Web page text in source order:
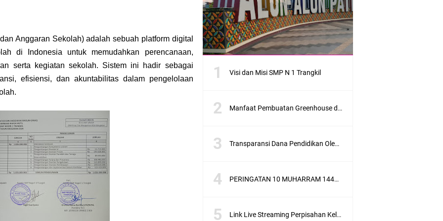
SMP N 1 Trangkil Pati
Kesuma Margoyoso
Konco" Guna Menangani Tindak Perundungan di Sekolah
Tahun 1445 H
Asesmen Bakat Minat Tahun 2024
Anggaran Sekolah) adalah sebuah platform digital
di Indonesia untuk memudahkan perencanaan,
serta kegiatan sekolah. Sistem ini hadir sebagai
efisiensi, dan akuntabilitas dalam pengelolaan
Visi dan Misi SMP N 1 Trangkil
Manfaat Pembuatan Greenhouse dalam Sekolah Menengah Pertama sebagai Penerapan Sekolah Adiwiyata
Transparansi Dana Pendidikan Oleh SMPN 1 Trangkil Tahun Anggaran 2025
PERINGATAN 10 MUHARRAM 1443 H, SMPN 1 TRANGKIL SANTUNI ANAK YATIM
Link Live Streaming Perpisahan Kelas IX SMP N 1 Trangkil 2021, Saksikan Di Sini